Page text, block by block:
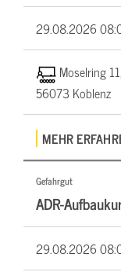
29.08.2026
Moselring 11,
56073 Koblenz
MEHR
Gefahrgut
ADR-
29.08.2026